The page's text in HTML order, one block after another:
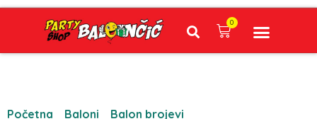
0
Početna Baloni Balon brojevi